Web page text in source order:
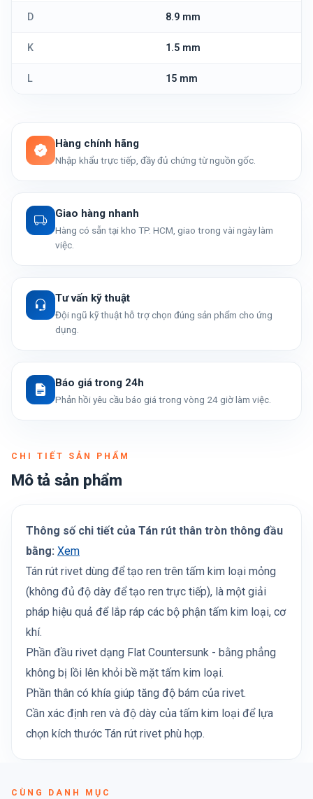
D 8.9 mm
K 1.5 mm
L 15 mm
Hàng chính hãng
Nhập khẩu trực tiếp, đầy đủ chứng từ nguồn gốc.
Giao hàng nhanh
Hàng có sẵn tại kho TP. HCM, giao trong vài ngày làm
việc.
Tư vấn kỹ thuật
Đội ngũ kỹ thuật hỗ trợ chọn đúng sản phẩm cho ứng
dụng.
Báo giá trong 24h
Phản hồi yêu cầu báo giá trong vòng 24 giờ làm việc.
CHI TIẾT SẢN PHẨM
Mô tả sản phẩm
Thông số chi tiết của Tán rút thân tròn thông đầu
bằng: Xem
Tán rút rivet dùng để tạo ren trên tấm kim loại mỏng
(không đủ độ dày để tạo ren trực tiếp), là một giải
pháp hiệu quả để lắp ráp các bộ phận tấm kim loại, cơ
khí.
Phần đầu rivet dạng Flat Countersunk - bằng phẳng
không bị lồi lên khỏi bề mặt tấm kim loại.
Phần thân có khía giúp tăng độ bám của rivet.
Cần xác định ren và độ dày của tấm kim loại để lựa
chọn kích thước Tán rút rivet phù hợp.
CÙNG DANH MỤC